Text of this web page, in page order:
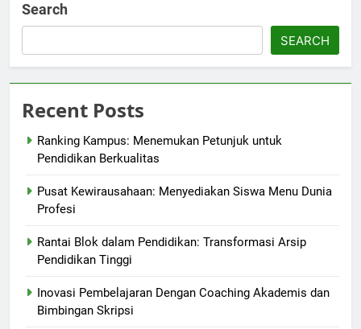
Search
SEARCH
Recent Posts
Ranking Kampus: Menemukan Petunjuk untuk
Pendidikan Berkualitas
Pusat Kewirausahaan: Menyediakan Siswa Menu Dunia
Profesi
Rantai Blok dalam Pendidikan: Transformasi Arsip
Pendidikan Tinggi
Inovasi Pembelajaran Dengan Coaching Akademis dan
Bimbingan Skripsi